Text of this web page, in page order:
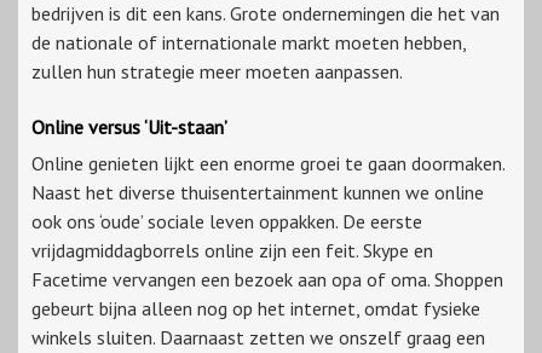
bedrijven is dit een kans. Grote ondernemingen die het van
de nationale of internationale markt moeten hebben,
zullen hun strategie meer moeten aanpassen.
Online versus ‘Uit-staan’
Online genieten lijkt een enorme groei te gaan doormaken.
Naast het diverse thuisentertainment kunnen we online
ook ons ‘oude’ sociale leven oppakken. De eerste
vrijdagmiddagborrels online zijn een feit. Skype en
Facetime vervangen een bezoek aan opa of oma. Shoppen
gebeurt bijna alleen nog op het internet, omdat fysieke
winkels sluiten. Daarnaast zetten we onszelf graag een